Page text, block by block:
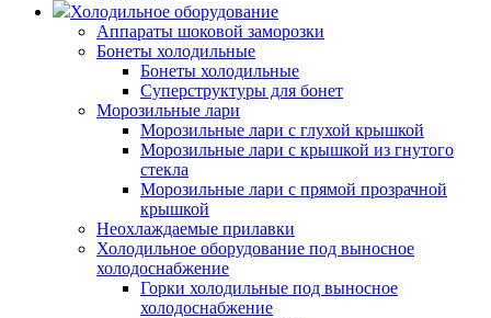
Холодильное оборудование
Аппараты шоковой заморозки
Бонеты холодильные
Бонеты холодильные
Суперструктуры для бонет
Морозильные лари
Морозильные лари с глухой крышкой
Морозильные лари с крышкой из гнутого
стекла
Морозильные лари с прямой прозрачной
крышкой
Неохлаждаемые прилавки
Холодильное оборудование под выносное
холодоснабжение
Горки холодильные под выносное
холодоснабжение